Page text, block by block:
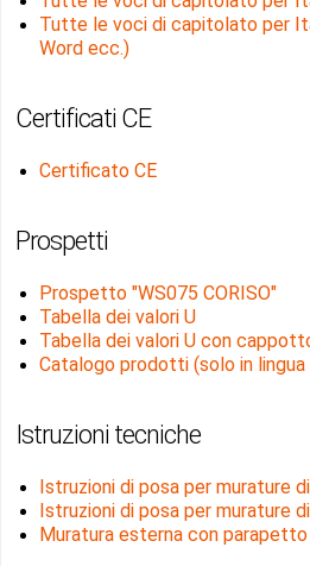
Tutte le voci di capitolato per
Word ecc.)
Certificati CE
Certificato CE
Prospetti
Prospetto "WS075 CORISO"
Tabella dei valori U
Tabella dei valori U con
Catalogo prodotti (solo in
Istruzioni tecniche
Istruzioni di posa per murature
Istruzioni di posa per murature
Muratura esterna con